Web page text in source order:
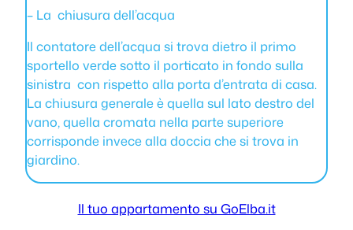
– La chiusura dell’acqua
Il contatore dell’acqua si trova dietro il primo
sportello verde sotto il porticato in fondo sulla
sinistra con rispetto alla porta d’entrata di casa.
La chiusura generale è quella sul lato destro del
vano, quella cromata nella parte superiore
corrisponde invece alla doccia che si trova in
giardino.
Il tuo appartamento su GoElba.it